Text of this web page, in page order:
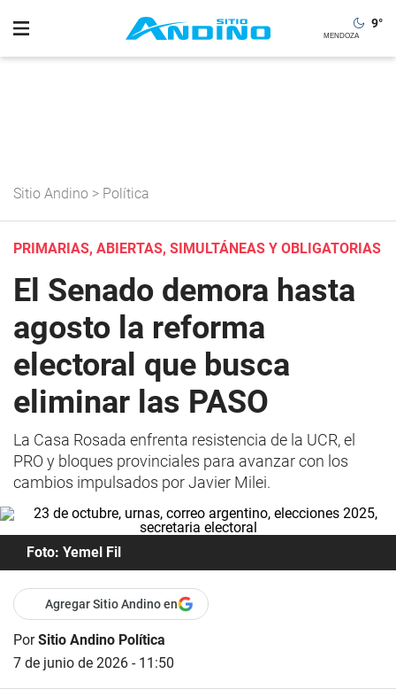
9°
Sitio Andino > Política
PRIMARIAS, ABIERTAS, SIMULTÁNEAS Y OBLIGATORIAS
El Senado demora hasta
agosto la reforma
electoral que busca
eliminar las PASO
La Casa Rosada enfrenta resistencia de la UCR, el
PRO y bloques provinciales para avanzar con los
cambios impulsados por Javier Milei.
Foto: Yemel Fil
Agregar Sitio Andino en
PorSitio Andino Política
7 de junio de 2026 - 11:50